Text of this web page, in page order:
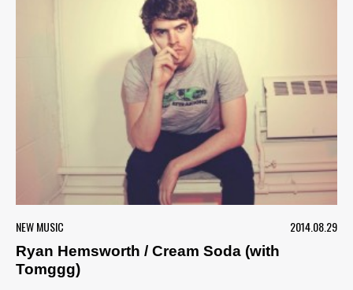
NEW MUSIC
2014.08.29
Ryan Hemsworth / Cream Soda (with
Tomggg)